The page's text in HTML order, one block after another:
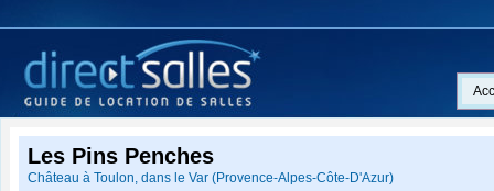
Les Pins Penches
Château à Toulon, dans le Var (Provence-Alpes-Côte-D'Azur)